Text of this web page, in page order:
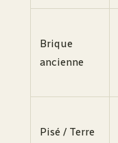
Brique
ancienne
Pisé / Terre